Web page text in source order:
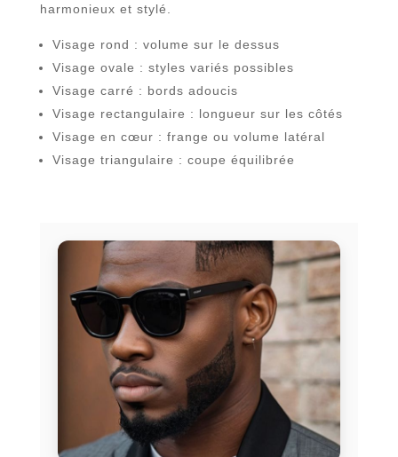
harmonieux et stylé.
Visage rond : volume sur le dessus
Visage ovale : styles variés possibles
Visage carré : bords adoucis
Visage rectangulaire : longueur sur les côtés
Visage en cœur : frange ou volume latéral
Visage triangulaire : coupe équilibrée